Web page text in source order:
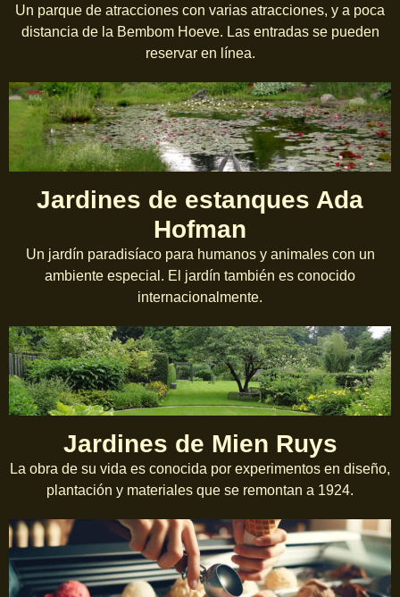
Un parque de atracciones con varias atracciones, y a poca
distancia de la Bembom Hoeve. Las entradas se pueden
reservar en línea.
Jardines de estanques Ada
Hofman
Un jardín paradisíaco para humanos y animales con un
ambiente especial. El jardín también es conocido
internacionalmente.
Jardines de Mien Ruys
La obra de su vida es conocida por experimentos en diseño,
plantación y materiales que se remontan a 1924.